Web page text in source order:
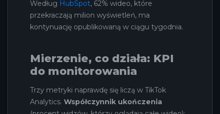
Według HubSpot, 62% wideo, które
przekraczają milion wyświetleń, ma
kontynuację opublikowaną w ciągu tygodnia.
Mierzenie, co działa: KPI
do monitorowania
Trzy metryki naprawdę się liczą w TikTok
Analytics. Współczynnik ukończenia